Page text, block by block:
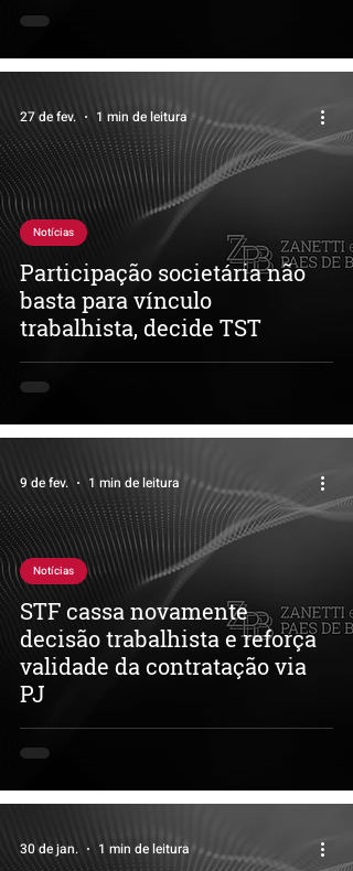
Participação societária não
basta para vínculo
trabalhista, decide TST
Notícias
27 de fev. 1 min de leitura
STF cassa novamente
decisão trabalhista e reforça
validade da contratação via
PJ
Notícias
9 de fev. 1 min de leitura
30 de jan. 1 min de leitura